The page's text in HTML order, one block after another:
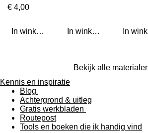
€ 4,00
In winkelwagen In winkelwagen In
Bekijk alle
Kennis en inspiratie
Blog
Achtergrond & uitleg
Gratis werkbladen
Routepost
Tools en boeken die ik handig vind